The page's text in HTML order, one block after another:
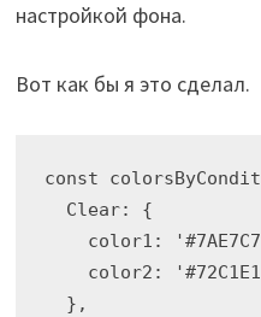
настройкой фона.
Вот как бы я это сделал.
const
  Clear: {
color1:
color2:
  },